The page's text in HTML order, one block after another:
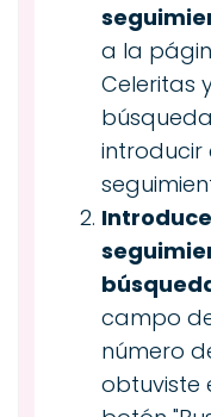
a la
Celeritas
introducir
campo
número
obtuviste